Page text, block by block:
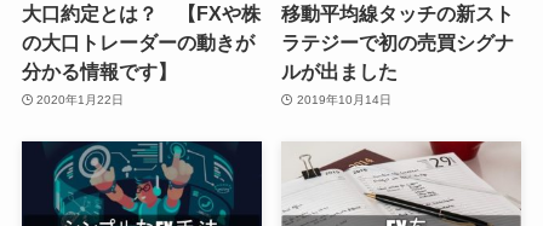
大口約定とは？ 【FXや株
の大口トレーダーの動きが
分かる情報です】
2020年1月22日
移動平均線タッチの新スト
ラテジーで初の売買シグナ
ルが出ました
2019年10月14日